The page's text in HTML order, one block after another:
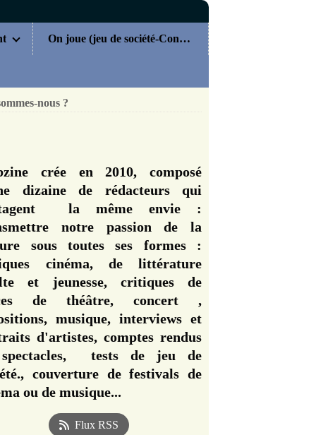
On joue (jeu de société-Concours)
nous ?
crée en 2010, composé
dizaine de rédacteurs qui
la même envie :
notre passion de la
sous toutes ses formes :
cinéma, de littérature
et jeunesse, critiques de
de théâtre, concert ,
musique, interviews et
d'artistes, comptes rendus
tests de jeu de
couverture de festivals de
ou de musique...
Flux RSS